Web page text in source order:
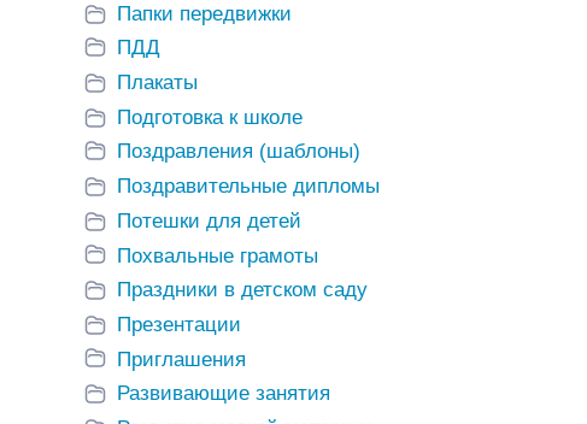
Папки передвижки
ПДД
Плакаты
Подготовка к школе
Поздравления (шаблоны)
Поздравительные дипломы
Потешки для детей
Похвальные грамоты
Праздники в детском саду
Презентации
Приглашения
Развивающие занятия